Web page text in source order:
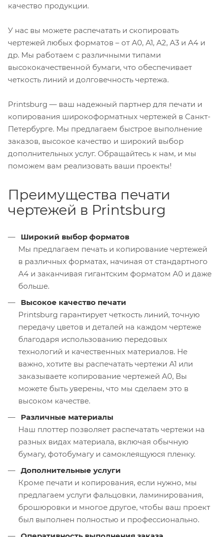
качество продукции.
У нас вы можете распечатать и скопировать
чертежей любых форматов – от А0, А1, А2, А3 и А4 и
др. Мы работаем с различными типами
высококачественной бумаги, что обеспечивает
четкость линий и долговечность чертежа.
Printsburg — ваш надежный партнер для печати и
копирования широкоформатных чертежей в Санкт-
Петербурге. Мы предлагаем быстрое выполнение
заказов, высокое качество и широкий выбор
дополнительных услуг. Обращайтесь к нам, и мы
поможем вам реализовать ваши проекты!
Преимущества печати
чертежей в Printsburg
Широкий выбор форматов
Мы предлагаем печать и копирование чертежей
в различных форматах, начиная от стандартного
А4 и заканчивая гигантским форматом А0 и даже
больше.
Высокое качество печати
Printsburg гарантирует четкость линий, точную
передачу цветов и деталей на каждом чертеже
благодаря использованию передовых
технологий и качественных материалов. Не
важно, хотите вы распечатать чертежи А1 или
заказываете копирование чертежей А0, Вы
можете быть уверены, что мы сделаем это в
высоком качестве.
Различные материалы
Наш плоттер позволяет распечатать чертежи на
разных видах материала, включая обычную
бумагу, фотобумагу и самоклеящуюся пленку.
Дополнительные услуги
Кроме печати и копирования, если нужно, мы
предлагаем услуги фальцовки, ламинирования,
брошюровки и многое другое, чтобы ваш проект
был выполнен полностью и профессионально.